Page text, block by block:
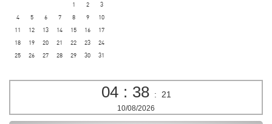
1 2
3
4
5 6 7 8 9
10
11
12 13 14 15 16
17
18
19 20 21 22 23
24
25
26 27 28 29 30 31
04 : 38 : 21
10/08/2026